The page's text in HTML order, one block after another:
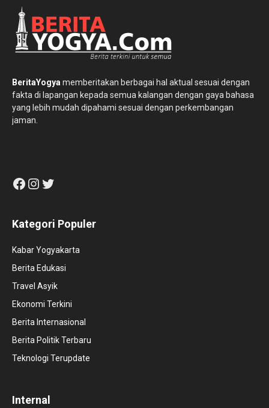
BeritaYogya memberitakan berbagai hal aktual sesuai dengan
fakta di lapangan kepada semua kalangan dengan gaya bahasa
yang lebih mudah dipahami sesuai dengan perkembangan
jaman.
Facebook
Instagram
Twitter
Kategori Populer
Kabar Yogyakarta
Berita Edukasi
Travel Asyik
Ekonomi Terkini
Berita Internasional
Berita Politik Terbaru
Teknologi Terupdate
Internal